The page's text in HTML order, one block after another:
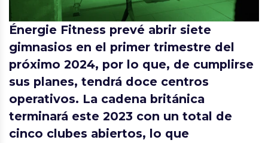
Énergie Fitness prevé abrir siete
gimnasios en el primer trimestre del
próximo 2024, por lo que, de cumplirse
sus planes, tendrá doce centros
operativos. La cadena británica
terminará este 2023 con un total de
cinco clubes abiertos, lo que